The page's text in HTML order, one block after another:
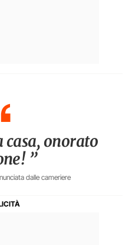
casa, onorato
”
dalle cameriere